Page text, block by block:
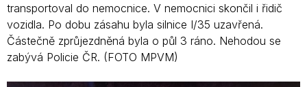
transportoval do nemocnice. V nemocnici skončil i řidič
vozidla. Po dobu zásahu byla silnice I/35 uzavřená.
Částečně zprůjezdněná byla o půl 3 ráno. Nehodou se
zabývá Policie ČR. (FOTO MPVM)